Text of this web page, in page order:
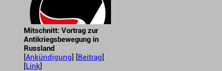
Mitschnitt: Vortrag zur
Antikriegsbewegung in
Russland
[Ankündigung] [Beitrag]
[Link]